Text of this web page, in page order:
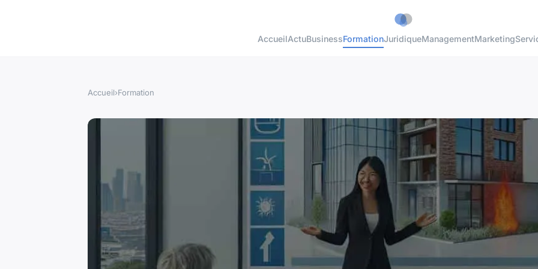
AccueilActuBusinessFormationJuridiqueManagementMarketing
Accueil›Formation